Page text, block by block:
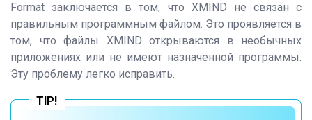
Format заключается в том, что XMIND не связан с
правильным программным файлом. Это проявляется в
том, что файлы XMIND открываются в необычных
приложениях или не имеют назначенной программы.
Эту проблему легко исправить.